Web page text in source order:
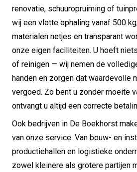
renovatie, schuuropruiming of
wij een vlotte ophaling vanaf 500
materialen netjes en transparant
onze eigen faciliteiten. U hoeft
of reinigen — wij nemen de
handen en zorgen dat waardevolle
vergoed. Zo bent u zonder moeite
ontvangt u altijd een correcte
Ook bedrijven in De Boekhorst
van onze service. Van bouw- en
productiehallen en logistieke
zowel kleinere als grotere partijen